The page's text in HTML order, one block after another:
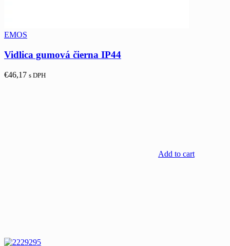
EMOS
Vidlica gumová čierna IP44
€46,17 s DPH
Add to cart